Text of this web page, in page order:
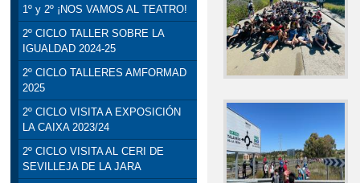
1º y 2º ¡NOS VAMOS AL TEATRO!
2º CICLO TALLER SOBRE LA
IGUALDAD 2024-25
2º CICLO TALLERES AMFORMAD
2025
2º CICLO VISITA A EXPOSICIÓN
LA CAIXA 2023/24
2º CICLO VISITA AL CERI DE
SEVILLEJA DE LA JARA